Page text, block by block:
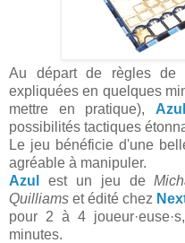
Au départ de règles de
expliquées en quelques
mettre en pratique), Azul
possibilités tactiques
Le jeu bénéficie d'une
agréable à manipuler.
Azul
est un jeu de
Quilliams et édité chez
pour 2 à 4
minutes.